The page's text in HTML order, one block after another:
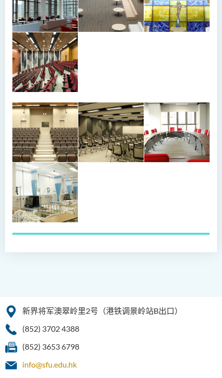
新界将军澳翠岭里2号（港铁调景岭站B出口）
(852) 3702 4388
(852) 3653 6798
info@sfu.edu.hk